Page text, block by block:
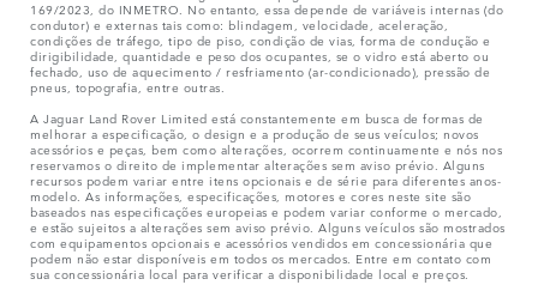
169/2023, do INMETRO. No entanto, essa depende de variáveis internas (do
condutor) e externas tais como: blindagem, velocidade, aceleração,
condições de tráfego, tipo de piso, condição de vias, forma de condução e
dirigibilidade, quantidade e peso dos ocupantes, se o vidro está aberto ou
fechado, uso de aquecimento / resfriamento (ar-condicionado), pressão de
pneus, topografia, entre outras.
A Jaguar Land Rover Limited está constantemente em busca de formas de
melhorar a especificação, o design e a produção de seus veículos; novos
acessórios e peças, bem como alterações, ocorrem continuamente e nós nos
reservamos o direito de implementar alterações sem aviso prévio. Alguns
recursos podem variar entre itens opcionais e de série para diferentes anos-
modelo. As informações, especificações, motores e cores neste site são
baseados nas especificações europeias e podem variar conforme o mercado,
e estão sujeitos a alterações sem aviso prévio. Alguns veículos são mostrados
com equipamentos opcionais e acessórios vendidos em concessionária que
podem não estar disponíveis em todos os mercados. Entre em contato com
sua concessionária local para verificar a disponibilidade local e preços.